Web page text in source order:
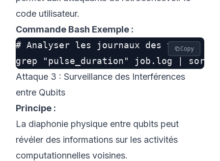
code utilisateur.
Commande Bash Exemple :
# Analyser les journaux des tâches
Copy
Attaque 3 : Surveillance des Interférences
entre Qubits
Principe :
La diaphonie physique entre qubits peut
révéler des informations sur les activités
computationnelles voisines.